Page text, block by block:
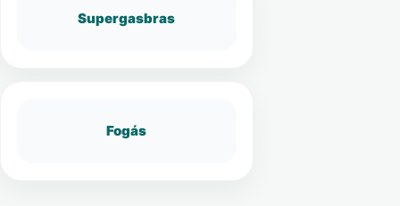
Supergasbras
Fogás